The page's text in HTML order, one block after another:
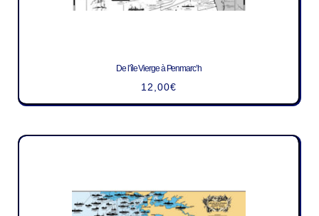
De l’île Vierge à Penmarc’h
12,00€